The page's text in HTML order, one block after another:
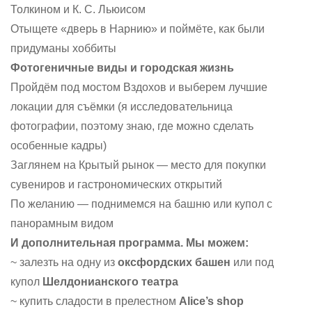
Толкином и К. С. Льюисом
Отыщете «дверь в Нарнию» и поймёте, как были
придуманы хоббиты
Фотогеничные виды и городская жизнь
Пройдём под мостом Вздохов и выберем лучшие
локации для съёмки (я исследовательница
фотографии, поэтому знаю, где можно сделать
особенные кадры)
Заглянем на Крытый рынок — место для покупки
сувениров и гастрономических открытий
По желанию — поднимемся на башню или купол с
панорамным видом
И дополнительная программа. Мы можем:
~ залезть на одну из оксфордских башен или под
купол Шелдонианского театра
~ купить сладости в прелестном Alice’s shop